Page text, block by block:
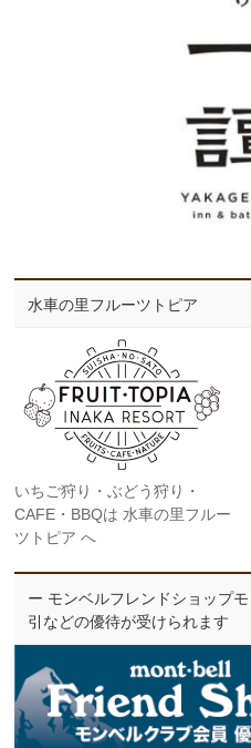
水車の里フルーツトピア
いちご狩り・ぶどう狩り・
CAFE・BBQは 水車の里フルー
ツトピア へ
ー モンベルフレンドショップ
引などの優待が受けられます